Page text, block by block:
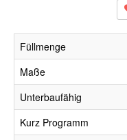
Füllmenge
Maße
Unterbaufähig
Kurz Programm